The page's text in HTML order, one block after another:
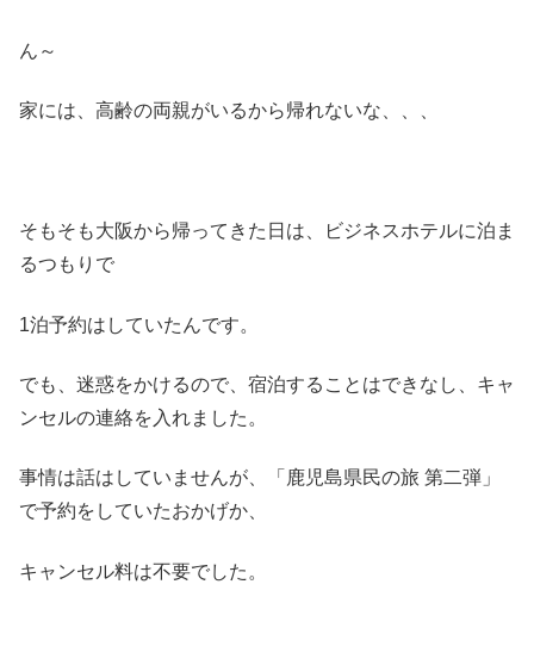
ん～
家には、高齢の両親がいるから帰れないな、、、
そもそも大阪から帰ってきた日は、ビジネスホテルに泊ま
るつもりで
1泊予約はしていたんです。
でも、迷惑をかけるので、宿泊することはできなし、キャ
ンセルの連絡を入れました。
事情は話はしていませんが、「鹿児島県民の旅 第二弾」
で予約をしていたおかげか、
キャンセル料は不要でした。